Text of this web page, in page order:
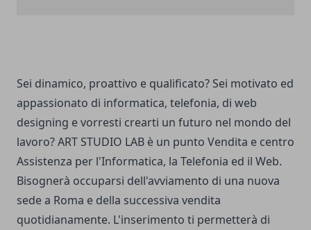
Sei dinamico, proattivo e qualificato? Sei motivato ed
appassionato di informatica, telefonia, di web
designing e vorresti crearti un futuro nel mondo del
lavoro? ART STUDIO LAB è un punto Vendita e centro
Assistenza per l'Informatica, la Telefonia ed il Web.
Bisognerà occuparsi dell'avviamento di una nuova
sede a Roma e della successiva vendita
quotidianamente. L'inserimento ti permetterà di